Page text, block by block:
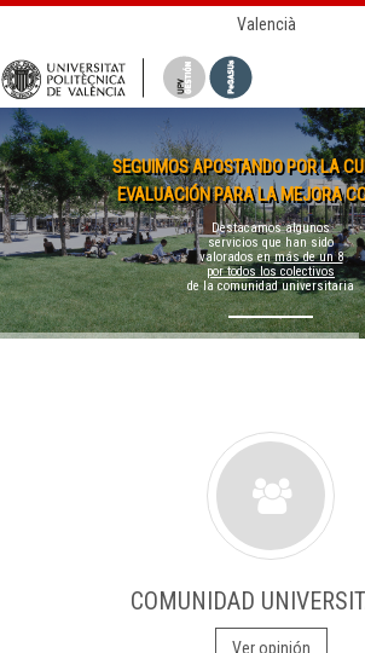
Valencià
SEGUIMOS APOSTANDO POR LA
EVALUACIÓN PARA LA MEJORA
Destacamos algunos
servicios que han sido
valorados enmás de un 8
por todos los colectivos
de la comunidad universitaria
COMUNIDAD
Ver opinión